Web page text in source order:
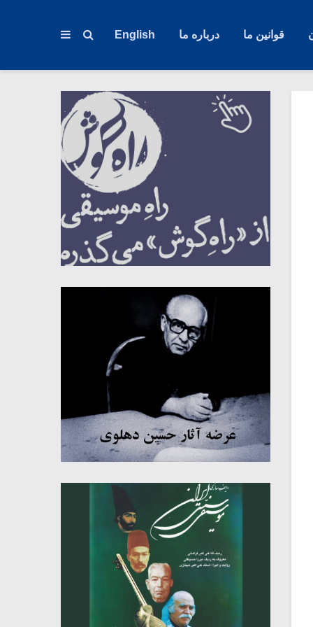
قوانین ما درباره ما English
میکلوش روژا